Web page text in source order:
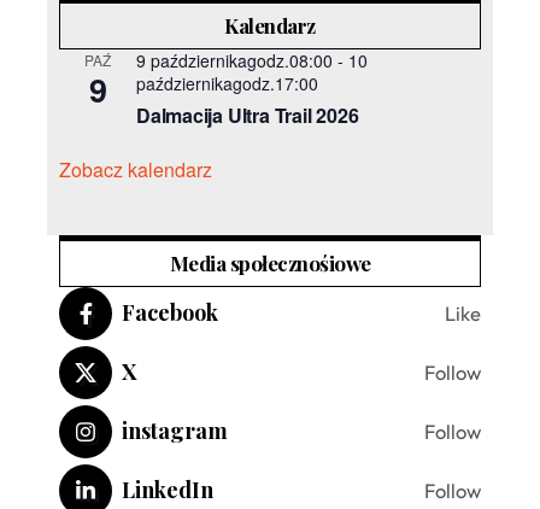
Kalendarz
PAŹ
9
9 październikagodz.08:00 - 10
październikagodz.17:00
Dalmacija Ultra Trail 2026
Zobacz kalendarz
Media społecznośiowe
Facebook Like
X Follow
instagram Follow
LinkedIn Follow